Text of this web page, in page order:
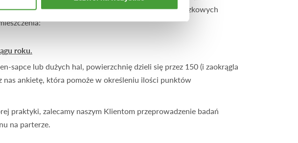
liczby detektorów do przeprowadzenia obowiązkowych
roku.
sapce lub dużych hal, powierzchnię dzieli się przez 150 (i zaokrągla
nas ankietę, która pomoże w określeniu ilości punktów
praktyki, zalecamy naszym Klientom przeprowadzenie badań
na parterze.